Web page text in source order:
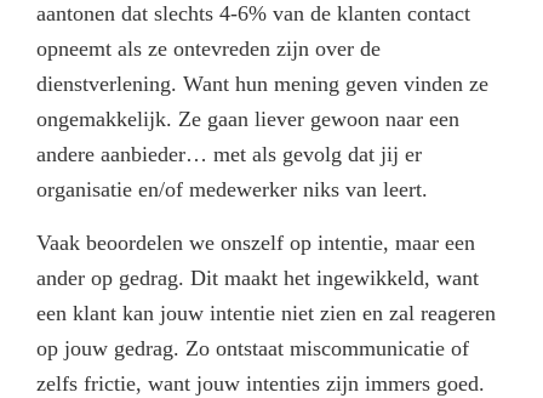
aantonen dat slechts 4-6% van de klanten contact
opneemt als ze ontevreden zijn over de
dienstverlening. Want hun mening geven vinden ze
ongemakkelijk. Ze gaan liever gewoon naar een
andere aanbieder… met als gevolg dat jij er
organisatie en/of medewerker niks van leert.
Vaak beoordelen we onszelf op intentie, maar een
ander op gedrag. Dit maakt het ingewikkeld, want
een klant kan jouw intentie niet zien en zal reageren
op jouw gedrag. Zo ontstaat miscommunicatie of
zelfs frictie, want jouw intenties zijn immers goed.